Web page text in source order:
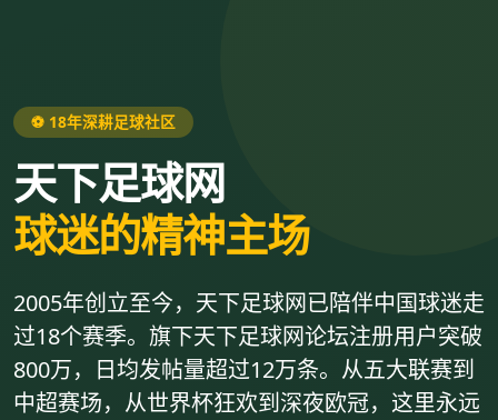
⚽ 18年深耕足球社区
天下足球网
球迷的精神主场
2005年创立至今，天下足球网已陪伴中国球迷走
过18个赛季。旗下天下足球网论坛注册用户突破
800万，日均发帖量超过12万条。从五大联赛到
中超赛场，从世界杯狂欢到深夜欧冠，这里永远